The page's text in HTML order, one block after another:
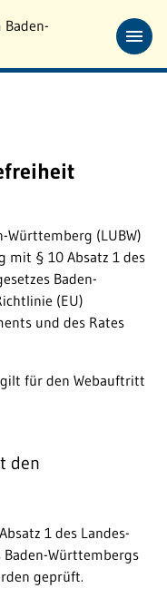
Württemberg (LUBW)
mit § 10 Absatz 1 des
Baden-
(EU)
und des Rates
für den Webauftritt
den
1 des Landes-
Württembergs
geprüft.